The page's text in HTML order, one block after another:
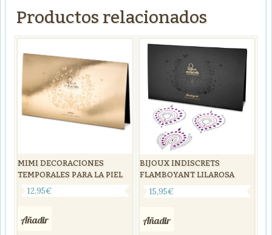
Productos relacionados
MIMI DECORACIONES
TEMPORALES PARA LA PIEL
12,95€
Añadir
BIJOUX INDISCRETS
FLAMBOYANT LILAROSA
15,95€
Añadir